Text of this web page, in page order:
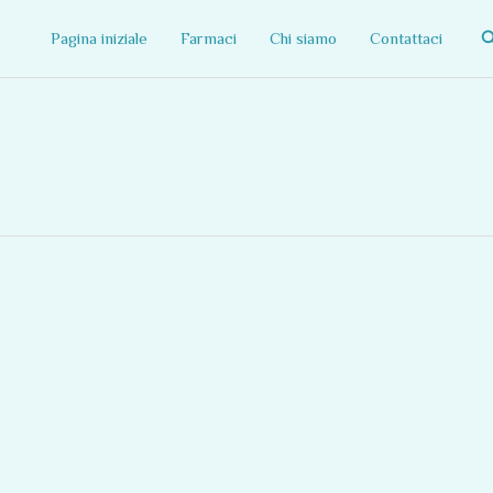
Pagina iniziale Farmaci Chi siamo Contattaci